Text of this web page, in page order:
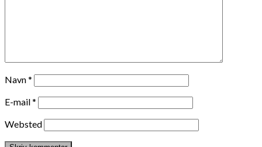
Navn*
E-mail*
Websted